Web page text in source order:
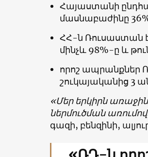
Հայաստանի
մասնաբաժինը
ՀՀ-ն Ռուսաստան
մինչև 98%-ը և
որոշ ապրանքներ
շուկայականից 3
«Մեր երկիրն
ներմուծման
գազի, բենզինի,